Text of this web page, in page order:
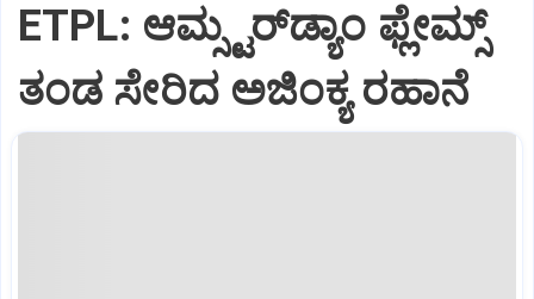
ETPL: ಆಮ್ಸ್ಟರ್‌ಡ್ಯಾಂ ಫ್ಲೇಮ್ಸ್‌
ತಂಡ ಸೇರಿದ ಅಜಿಂಕ್ಯ ರಹಾನೆ